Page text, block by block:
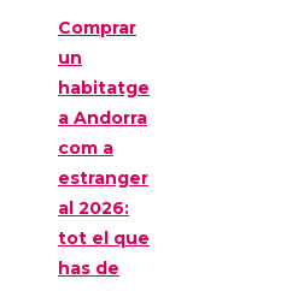
Comprar
un
habitatge
a Andorra
com a
estranger
al 2026:
tot el que
has de